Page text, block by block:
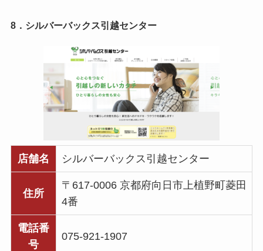
8．シルバーバックス引越センター
店舗名 シルバーバックス引越センター
住所
〒617-0006 京都府向日市上植野町菱田
4番
電話番
号
075-921-1907